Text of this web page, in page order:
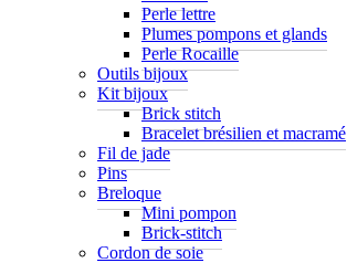
Perle lettre
Plumes pompons et glands
Perle Rocaille
Outils bijoux
Kit bijoux
Brick stitch
Bracelet brésilien et macramé
Fil de jade
Pins
Breloque
Mini pompon
Brick-stitch
Cordon de soie